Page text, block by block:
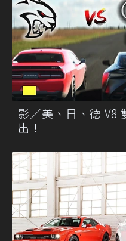
影／美、日、德 V8
出！